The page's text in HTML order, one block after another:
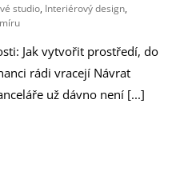
studio, Interiérový design,
Jak vytvořit prostředí, do
rádi vracejí Návrat
už dávno není [...]